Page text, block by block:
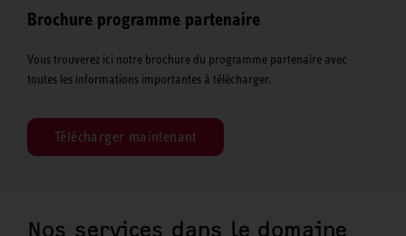
Brochure programme partenaire
Vous trouverez ici notre brochure du programme partenaire avec
toutes les informations importantes à télécharger.
Télécharger maintenant
Nos services dans le domaine